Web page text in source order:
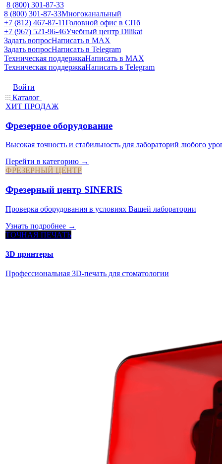
8 (800) 301-87-33
8 (800) 301-87-33Многоканальный
+7 (812) 467-87-11Головной офис в СПб
+7 (967) 521-96-46Учебный центр Dilikat
Задать вопросНаписать в MAX
Задать вопросНаписать в Telegram
Техническая поддержкаНаписать в MAX
Техническая поддержкаНаписать в Telegram
Войти
Каталог
ХИТ ПРОДАЖ
Фрезерное оборудование
Высокая точность и стабильность для лабораторий любого
Перейти в категорию →
ФРЕЗЕРНЫЙ ЦЕНТР
Фрезерный центр SINERIS
Проверка оборудования в условиях Вашей лаборатории
Узнать подробнее →
ТОЧНАЯ ПЕЧАТЬ
3D принтеры
Профессиональная 3D-печать для стоматологии